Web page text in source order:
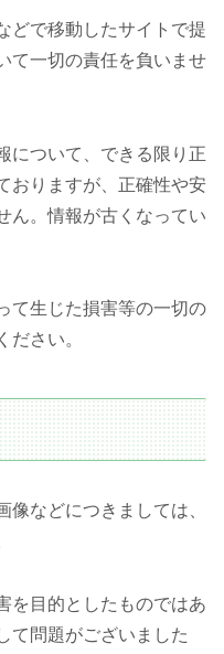
どで移動したサイトで提
て一切の責任を負いませ
について、できる限り正
おりますが、正確性や安
ん。情報が古くなってい
て生じた損害等の一切の
ださい。
などにつきましては、
を目的としたものではあ
て問題がございました